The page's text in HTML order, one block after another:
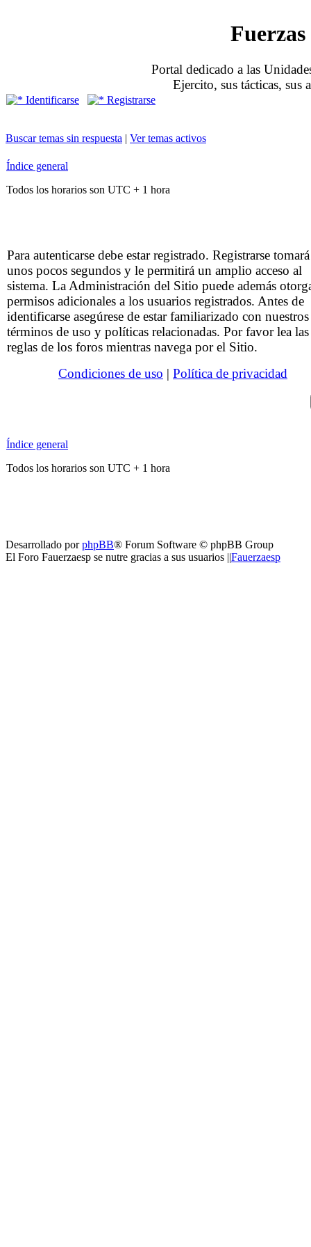
Portal dedicado a las
Ejercito, sus tácticas, sus
Identificarse Registrarse
Buscar temas sin respuesta | Ver temas activos
Índice general
Todos los horarios son UTC + 1 hora
Para autenticarse debe estar registrado. Registrarse
unos pocos segundos y le permitirá un amplio acceso al
sistema. La Administración del Sitio puede además
permisos adicionales a los usuarios registrados. Antes de
identificarse asegúrese de estar familiarizado con nuestros
términos de uso y políticas relacionadas. Por favor lea las
reglas de los foros mientras navega por el Sitio.
Condiciones de uso | Política de privacidad
Índice general
Todos los horarios son UTC + 1 hora
Desarrollado porphpBB® Forum Software © phpBB Group
El Foro Fauerzaesp se nutre gracias a sus usuarios ||Fauerzaesp